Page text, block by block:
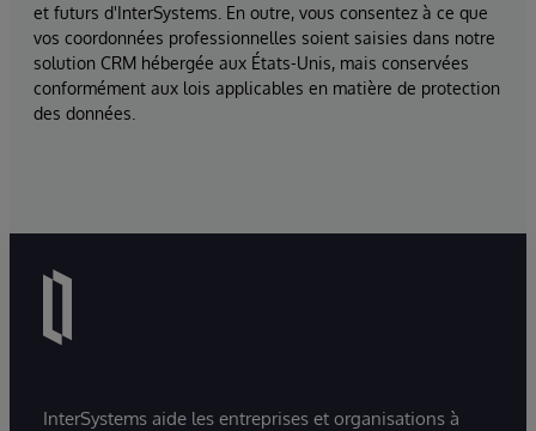
et futurs d'InterSystems. En outre, vous consentez à ce que
vos coordonnées professionnelles soient saisies dans notre
solution CRM hébergée aux États-Unis, mais conservées
conformément aux lois applicables en matière de protection
des données.
InterSystems aide les entreprises et organisations à